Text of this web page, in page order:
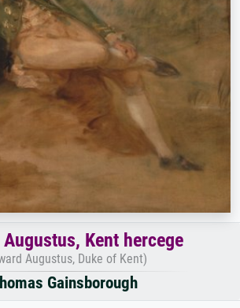
Augustus, Kent hercege
Augustus, Duke of Kent)
Gainsborough